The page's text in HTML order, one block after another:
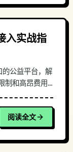
入实战指
的公益平台，解
制和高昂费用
要低成本AI能力
阅读全文